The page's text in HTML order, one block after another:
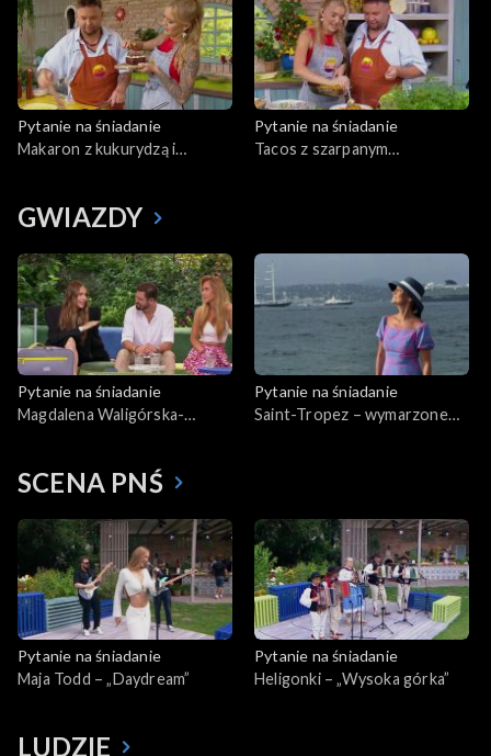
Pytanie na śniadanie
Makaron z kukurydzą i
Pytanie na śniadanie
Tacos z szarpanym
GWIAZDY
Pytanie na śniadanie
Magdalena Waligórska-
Sablewska i małżeńskie
Pytanie na śniadanie
Saint-Tropez – wymarzone
SCENA PNŚ
Pytanie na śniadanie
Maja Todd – „Daydream”
Pytanie na śniadanie
Heligonki – „Wysoka górka”
LUDZIE